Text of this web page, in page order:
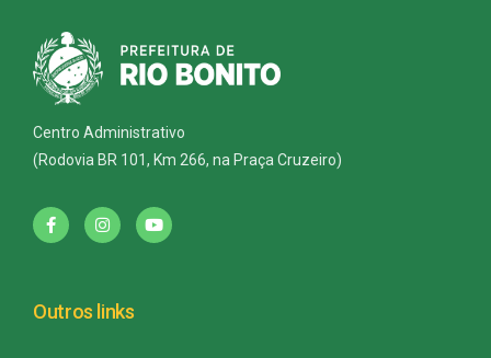
Centro Administrativo
(Rodovia BR 101, Km 266, na Praça Cruzeiro)
Outros links